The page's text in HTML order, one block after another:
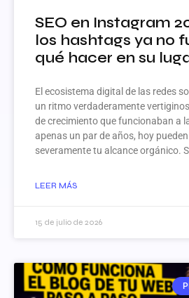
SEO en Instagram
los hashtags ya no
qué hacer en su
El ecosistema digital de las redes
un ritmo verdaderamente
de crecimiento que funcionaban a
apenas un par de años, hoy
severamente tu alcance orgánico.
LEER MÁS
15 de julio de 2026